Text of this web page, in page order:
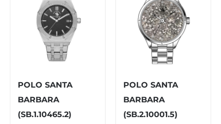
POLO SANTA
BARBARA
(SB.1.10465.2)
POLO SANTA
BARBARA
(SB.2.10001.5)